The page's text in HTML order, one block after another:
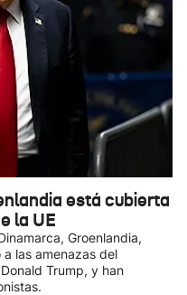
está cubierta
la UE
Groenlandia,
las amenazas del
Trump, y han